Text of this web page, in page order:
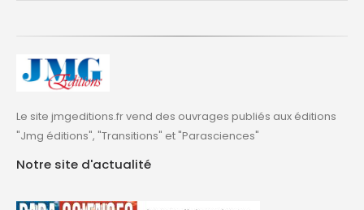
Le site jmgeditions.fr vend des ouvrages publiés aux éditions
"Jmg éditions", "Transitions" et "Parasciences"
Notre site d'actualité